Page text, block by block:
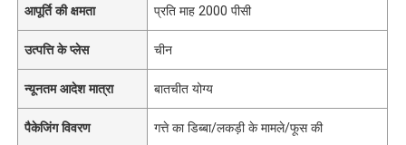
आपूर्ति की क्षमता प्रति माह 2000 पीसी
उत्पत्ति के प्लेस चीन
न्यूनतम आदेश मात्रा बातचीत योग्य
पैकेजिंग विवरण गत्ते का डिब्बा/लकड़ी के मामले/फूस की